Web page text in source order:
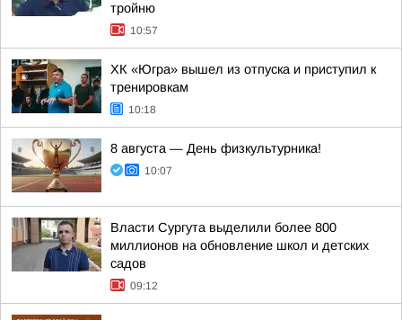
тройню
10:57
ХК «Югра» вышел из отпуска и приступил к
тренировкам
10:18
8 августа — День физкультурника!
10:07
Власти Сургута выделили более 800
миллионов на обновление школ и детских
садов
09:12